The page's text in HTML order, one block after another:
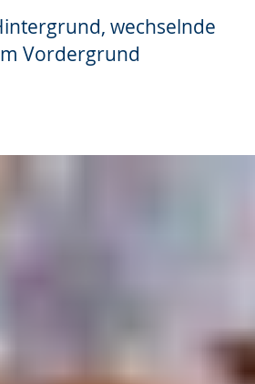
wechselnde
Vordergrund